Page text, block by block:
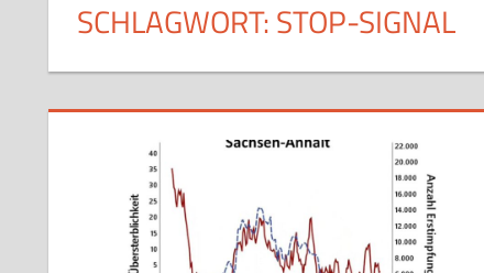
SCHLAGWORT:STOP-SIGNAL